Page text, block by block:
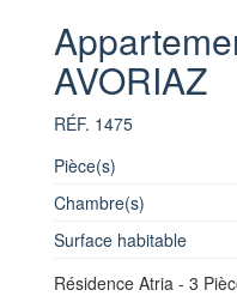
AVORIAZ
RÉF. 1475
Pièce(s)
Chambre(s)
Surface habitable
Résidence Atria - 3